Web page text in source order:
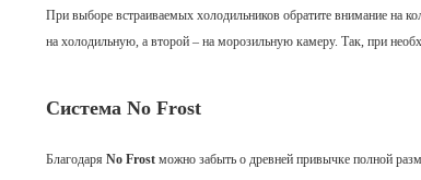
При выборе встраиваемых холодильников обратите внимание на
на холодильную, а второй – на морозильную камеру. Так, при
Система No Frost
Благодаря No Frost можно забыть о древней привычке полной